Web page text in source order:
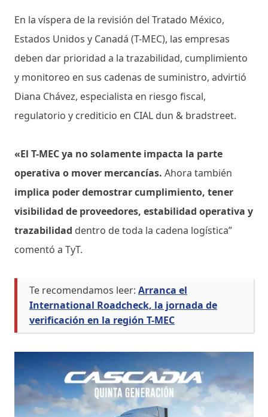
En la víspera de la revisión del Tratado México,
Estados Unidos y Canadá (T-MEC), las empresas
deben dar prioridad a la trazabilidad, cumplimiento
y monitoreo en sus cadenas de suministro, advirtió
Diana Chávez, especialista en riesgo fiscal,
regulatorio y crediticio en CIAL dun & bradstreet.
«El T-MEC ya no solamente impacta la parte
operativa o mover mercancías. Ahora también
implica poder demostrar cumplimiento, tener
visibilidad de proveedores, estabilidad operativa y
trazabilidad dentro de toda la cadena logística”
comentó a TyT.
Te recomendamos leer: Arranca el
International Roadcheck, la jornada de
verificación en la región T-MEC